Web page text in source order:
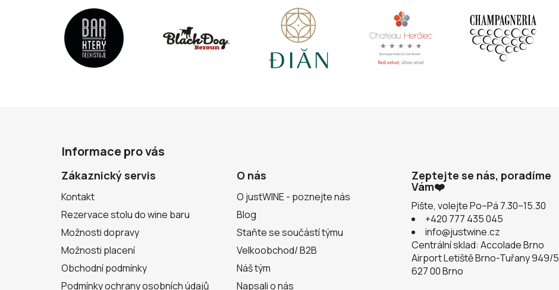
Informace pro vás
Zákaznický servis
Kontakt
Rezervace stolu do wine baru
Možnosti dopravy
Možnosti placení
Obchodní podmínky
Podmínky ochrany osobních údajů
O nás
O justWINE - poznejte nás
Blog
Staňte se součástí týmu
Velkoobchod/ B2B
Náš tým
Napsali o nás
Zeptejte se nás, poradíme
Vám❤️
Pište, volejte Po–Pá 7.30–15.30
+420 777 435 045
info@justwine.cz
Centrální sklad: Accolade Brno
Airport Letiště Brno-Tuřany 949/5
627 00 Brno